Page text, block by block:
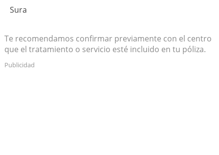
Sura
Te recomendamos confirmar previamente con el centro
que el tratamiento o servicio esté incluido en tu póliza.
Publicidad